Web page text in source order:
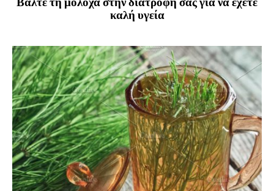
καλή υγεία